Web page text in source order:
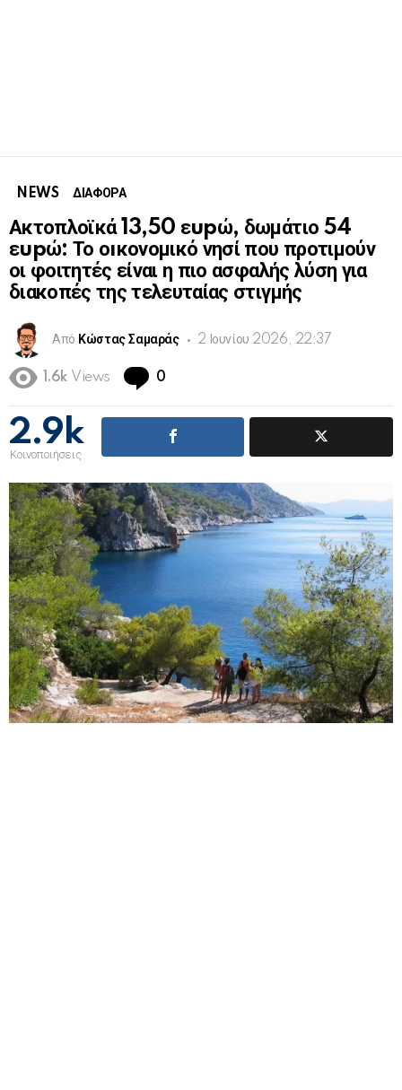
NEWS ΔΙΑΦΟΡΑ
Ακτοπλοϊκά 13,50 εupώ, δωμάτιο 54
εupώ: Το οıκονομικό νησί που προτιμούν
οι φοιτητές είναι η πιο ασφαλής λύση για
διακοπές της τελευταίας στιγμής
Από Κώστας Σαμαράς 2 Ιουνίου 2026, 22:37
1.6k Views 0
2.9k
Κοινοποιήσεις